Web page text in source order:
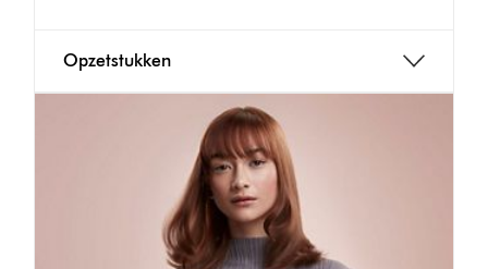
Opzetstukken